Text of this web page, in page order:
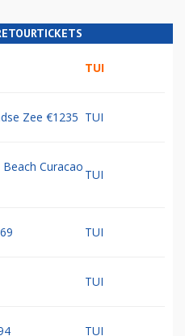
TUI
Zee €1235 TUI
Curacao
TUI
TUI
TUI
TUI